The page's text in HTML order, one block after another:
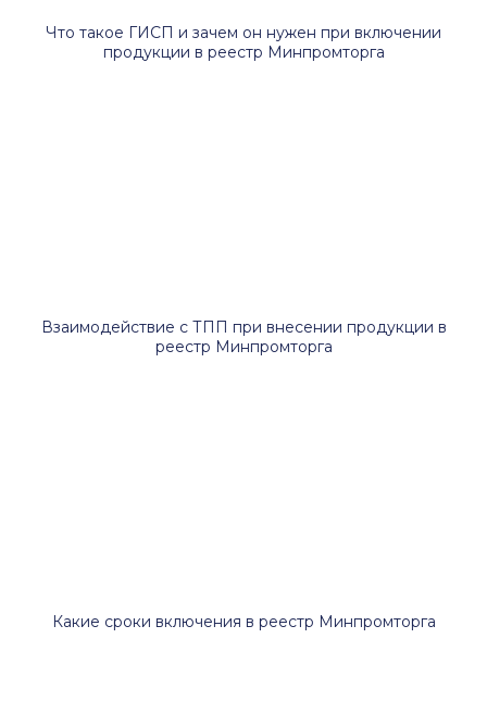
Что такое ГИСП и зачем он нужен при включении
продукции в реестр Минпромторга
Взаимодействие с ТПП при внесении продукции в
реестр Минпромторга
Какие сроки включения в реестр Минпромторга